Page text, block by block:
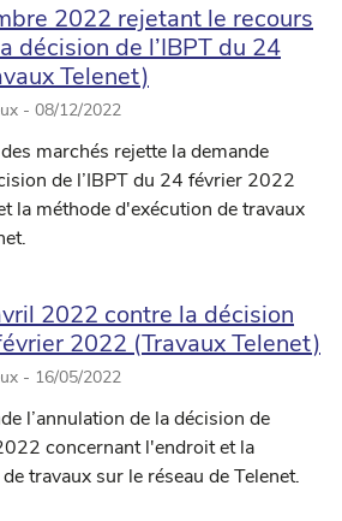
2022 rejetant le recours
décision de l’IBPT du 24
Telenet)
- 08/12/2022
marchés rejette la demande
de l’IBPT du 24 février 2022
la méthode d'exécution de travaux
2022 contre la décision
2022 (Travaux Telenet)
- 16/05/2022
l’annulation de la décision de
concernant l'endroit et la
travaux sur le réseau de Telenet.